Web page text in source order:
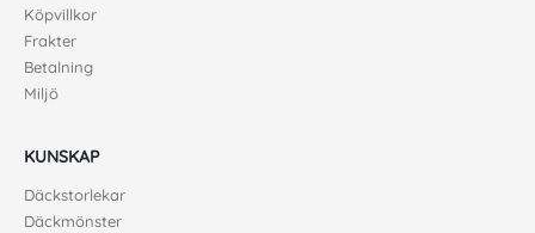
Köpvillkor
Frakter
Betalning
Miljö
KUNSKAP
Däckstorlekar
Däckmönster